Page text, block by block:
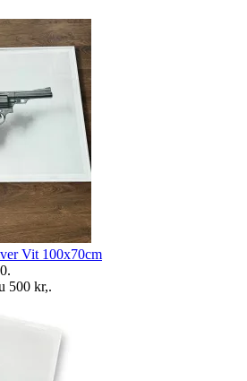
Vit 100x70cm
.
500 kr,.